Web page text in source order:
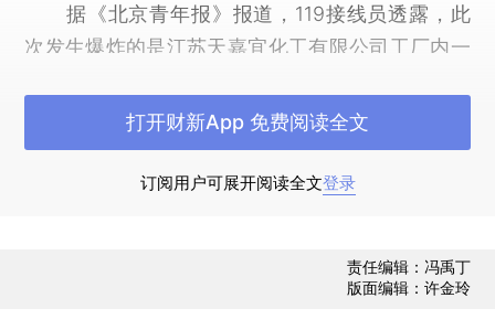
据《北京青年报》报道，119接线员透露，此
次发生爆炸的是江苏天嘉宜化工有限公司工厂内一
是一家以基础化工和精细化工为主的生产经营型企
业，于2007年成立，注册资本9000万元，主营生
产间苯二胺、对苯二胺系列产品。天嘉宜官网上的
根据《化学品安全技术说明书》（MSDS），
苯为危险化学品，易燃，致癌物，其蒸气与空气可
订阅用户可展开阅读全文登录
打开财新App 免费阅读全文
责任编辑：冯禹丁
版面编辑：许金玲